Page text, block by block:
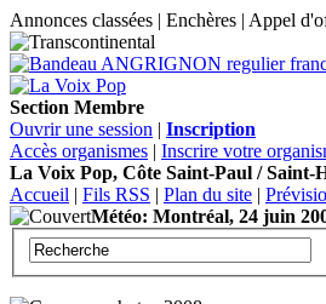
Annonces classées | Enchères | Appel
Section Membre
Ouvrir une session | Inscription
Accès organismes | Inscrire votre
La Voix Pop, Côte Saint-Paul / Saint-
Accueil | Fils RSS | Plan du site |
Météo: Montréal, 24 juin